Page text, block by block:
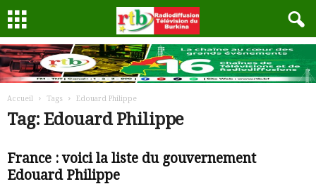
Accueil Tags Edouard Philippe
Tag: Edouard Philippe
France : voici la liste du gouvernement
Edouard Philippe